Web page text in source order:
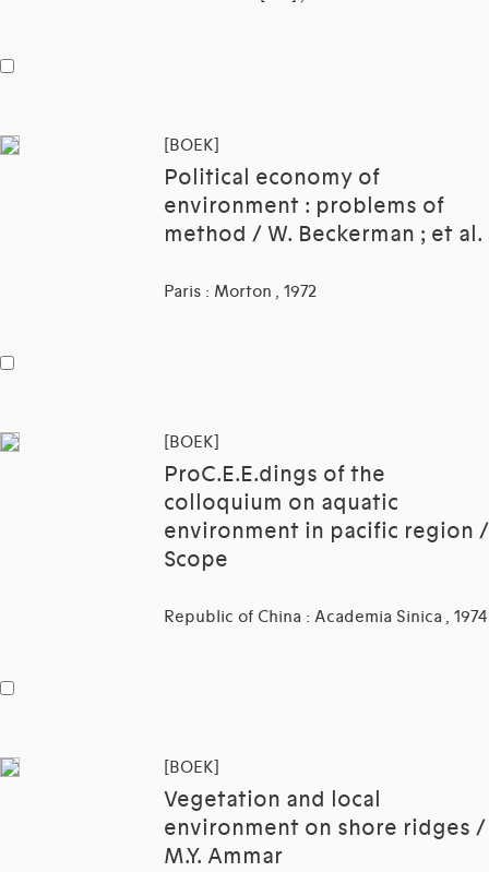
[BOEK]
Political economy of
environment : problems of
method / W. Beckerman ; et al.
Paris : Morton , 1972
[BOEK]
ProC.E.E.dings of the
colloquium on aquatic
environment in pacific region /
Scope
Republic of China : Academia Sinica , 1974
[BOEK]
Vegetation and local
environment on shore ridges /
M.Y. Ammar